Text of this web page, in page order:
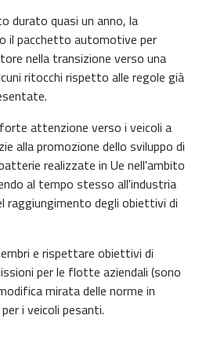
durato quasi un anno, la
il pacchetto automotive per
nella transizione verso una
ritocchi rispetto alle regole già
attenzione verso i veicoli a
alla promozione dello sviluppo di
realizzate in Ue nell'ambito
al tempo stesso all'industria
raggiungimento degli obiettivi di
e rispettare obiettivi di
per le flotte aziendali (sono
mirata delle norme in
i veicoli pesanti.